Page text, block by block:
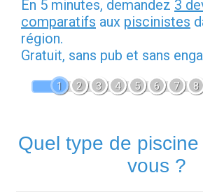
En 5 minutes, demandez 3
comparatifs aux piscinistes
région.
Gratuit, sans pub et sans
1 2 3 4 5 6 7 8
Quel type de
vous ?